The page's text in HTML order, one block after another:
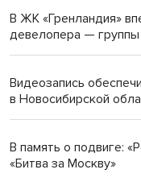
В ЖК «Гренландия»
девелопера —
Видеозапись
в Новосибирской
В память о подвиге:
«Битва за Москву»